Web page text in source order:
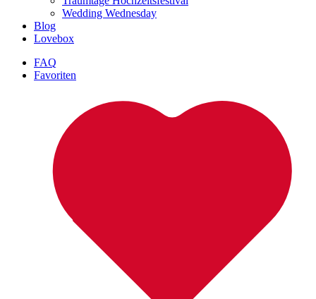
Wedding Wednesday
Blog
Lovebox
FAQ
Favoriten